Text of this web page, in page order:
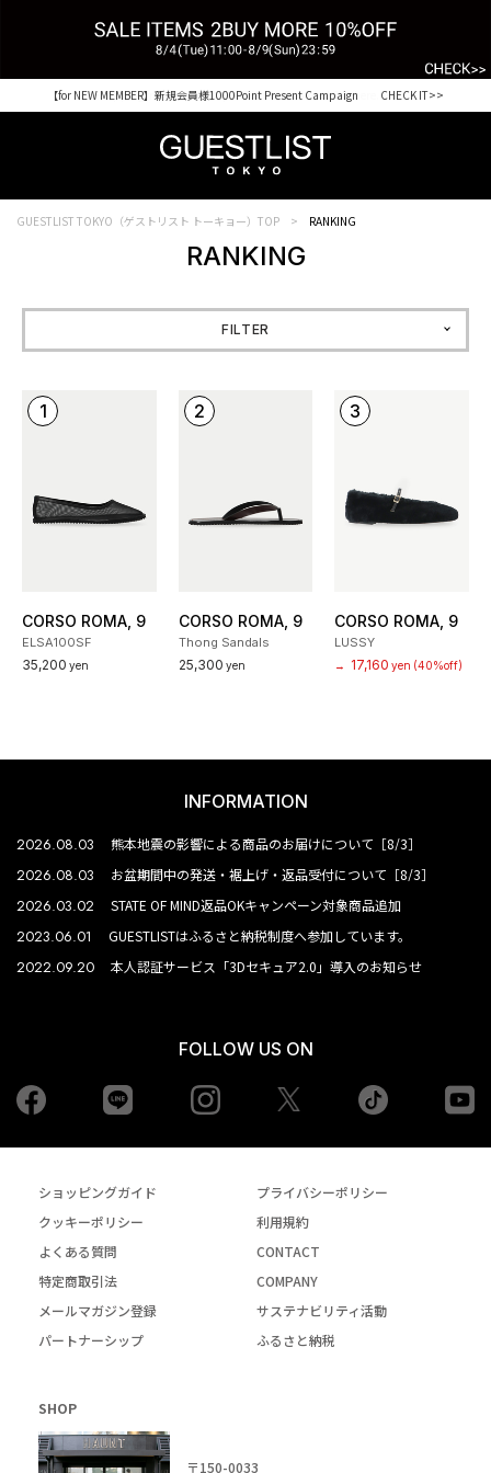
Shopping from outside Japan? Visit our Global Site here. >>
【for NEW MEMBER】新規会員様1000Point Present Campaign CHECK IT>>
GUESTLIST TOKYO（ゲストリスト トーキョー）TOP RANKING
RANKING
FILTER
1
CORSO ROMA, 9
ELSA100SF
35,200 yen
2
CORSO ROMA, 9
Thong Sandals
25,300 yen
3
CORSO ROMA, 9
LUSSY
→ 17,160 yen (40%off)
INFORMATION
2026.08.03 熊本地震の影響による商品のお届けについて［8/3］
2026.08.03 お盆期間中の発送・裾上げ・返品受付について［8/3］
2026.03.02 STATE OF MIND返品OKキャンペーン対象商品追加
2023.06.01 GUESTLISTはふるさと納税制度へ参加しています。
2022.09.20 本人認証サービス「3Dセキュア2.0」導入のお知らせ
FOLLOW US ON
Facebook Instagram tiktok
ショッピングガイド
プライバシーポリシー
クッキーポリシー
利用規約
よくある質問
CONTACT
特定商取引法
COMPANY
メールマガジン登録
サステナビリティ活動
パートナーシップ
ふるさと納税
SHOP
〒150-0033